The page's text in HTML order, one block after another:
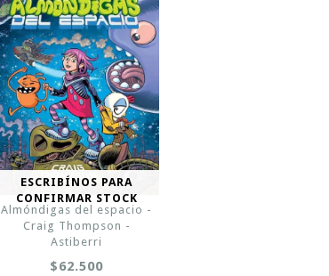
ESCRIBÍNOS PARA
CONFIRMAR STOCK
Almóndigas del espacio -
Craig Thompson -
Astiberri
$62.500